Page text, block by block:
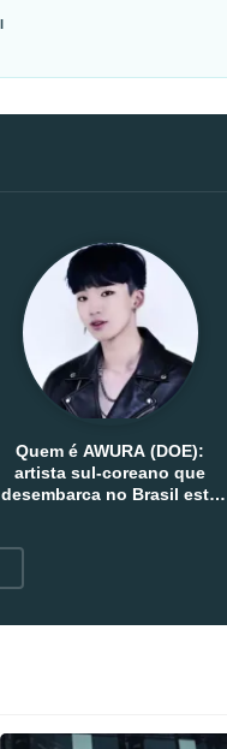
Quem é AWURA (DOE):
artista sul-coreano que
desembarca no Brasil esta